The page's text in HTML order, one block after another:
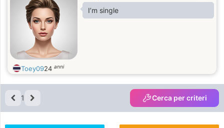
I’m single
Toey0924 anni
1 Cerca per criteri